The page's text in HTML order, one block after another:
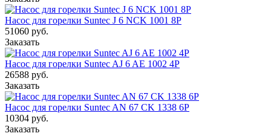
Насос для горелки Suntec J 6 NCK 1001 8P
51060 руб.
Заказать
Насос для горелки Suntec AJ 6 AE 1002 4P
26588 руб.
Заказать
Насос для горелки Suntec AN 67 CK 1338 6P
10304 руб.
Заказать